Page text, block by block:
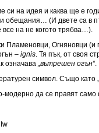
си на идея и каква ще е
обещания… (И двете са в
на не когото трябва…).
Пламеновци, Огняновци (и
– ignis. Тя пък, от своя
означава „вътрешен огън“.
символ. Също като
модерно да се правят